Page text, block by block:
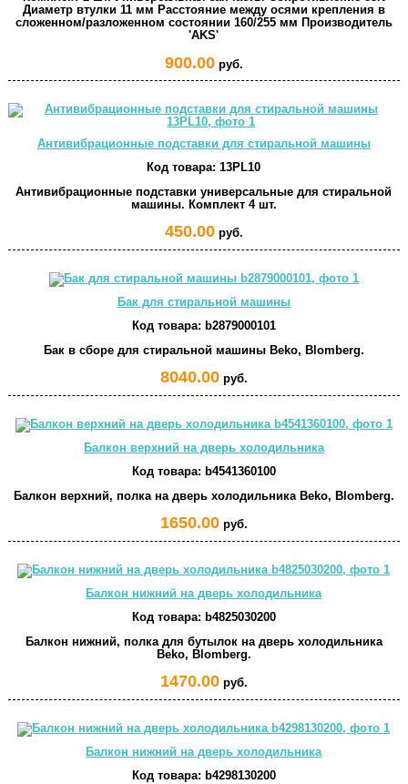
Диаметр втулки 11 мм Расстояние между осями крепления в
сложенном/разложенном состоянии 160/255 мм Производитель
'AKS'
900.00руб.
Антивибрационные подставки для стиральной машины
Код товара: 13PL10
Антивибрационные подставки универсальные для стиральной
машины. Комплект 4 шт.
450.00руб.
Бак для стиральной машины
Код товара: b2879000101
Бак в сборе для стиральной машины Beko, Blomberg.
8040.00руб.
Балкон верхний на дверь холодильника
Код товара: b4541360100
Балкон верхний, полка на дверь холодильника Beko, Blomberg.
1650.00руб.
Балкон нижний на дверь холодильника
Код товара: b4825030200
Балкон нижний, полка для бутылок на дверь холодильника
Beko, Blomberg.
1470.00руб.
Балкон нижний на дверь холодильника
Код товара: b4298130200